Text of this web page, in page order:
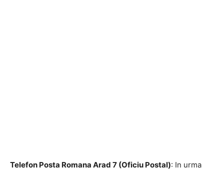
Telefon Posta Romana Arad 7 (Oficiu Postal): In urma